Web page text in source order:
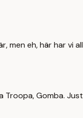
men eh, här har vi
Gomba.